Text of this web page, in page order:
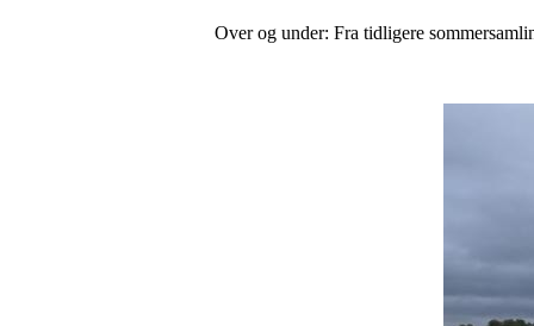
Over og under: Fra tidligere